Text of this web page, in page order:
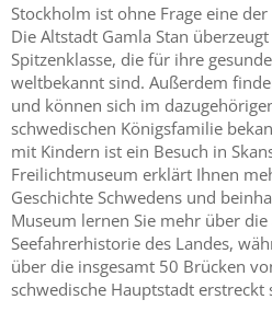
Stockholm ist ohne Frage eine
Die Altstadt Gamla Stan
Spitzenklasse, die für ihre
weltbekannt sind. Außerdem
und können sich im
schwedischen Königsfamilie
mit Kindern ist ein Besuch in
Freilichtmuseum erklärt Ihnen
Geschichte Schwedens und
Museum lernen Sie mehr über
Seefahrerhistorie des Landes,
über die insgesamt 50 Brücken
schwedische Hauptstadt